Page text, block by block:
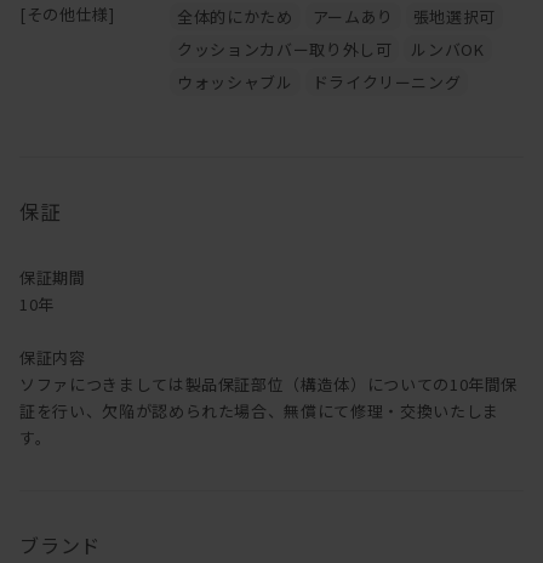
重視する方がなかなか多いのですが、通りますルンバ。通ルンバ。
サイズバリエーションも豊富です。L字型じゃなく両肘タイプもご
皆さん、お引っ越しの際はぜひご検討下さい。
クッションは
[その他仕様]
全体的にかため アームあり
張地選択可
クッションカバー取り外し可
ルンバOK
ウォッシャブル
ドライクリーニング
保証
保証期間
10年
保証内容
ソファにつきましては製品保証部位（構造体）についての10年間保
証を行い、欠陥が認められた場合、無償にて修理・交換いたしま
す。
ブランド